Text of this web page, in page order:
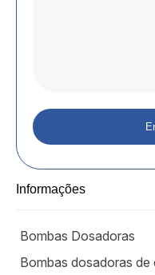
Informações
Bombas Dosadoras
Bombas dosadoras de